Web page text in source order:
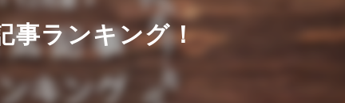
事ランキング！